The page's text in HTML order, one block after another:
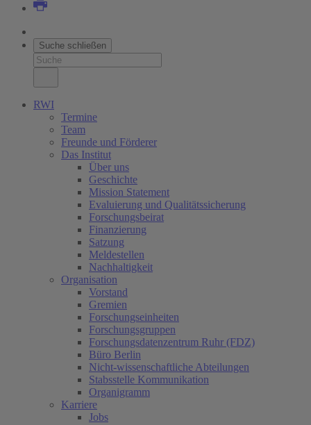
Suche schließen
RWI
Termine
Team
Freunde und Förderer
Das Institut
Über uns
Geschichte
Mission Statement
Evaluierung und Qualitätssicherung
Forschungsbeirat
Finanzierung
Satzung
Meldestellen
Nachhaltigkeit
Organisation
Vorstand
Gremien
Forschungseinheiten
Forschungsgruppen
Forschungsdatenzentrum Ruhr (FDZ)
Büro Berlin
Nicht-wissenschaftliche Abteilungen
Stabsstelle Kommunikation
Organigramm
Karriere
Jobs